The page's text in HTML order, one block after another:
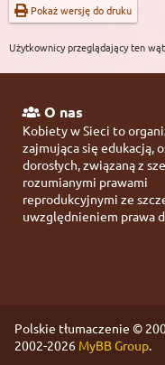
Pokaż wersję do druku
Użytkownicy przeglądający ten
O nas
Kobiety w Sieci to
zajmująca się edukacją,
dorosłych, związaną z
rozumianymi prawami
reprodukcyjnymi ze
uwzględnieniem prawa
Polskie tłumaczenie ©
2002-2026 MyBB Group.